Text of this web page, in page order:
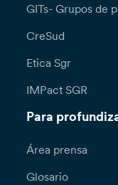
GITs- Grupos de
CreSud
Etica Sgr
IMPact SGR
Para
Área prensa
Glosario